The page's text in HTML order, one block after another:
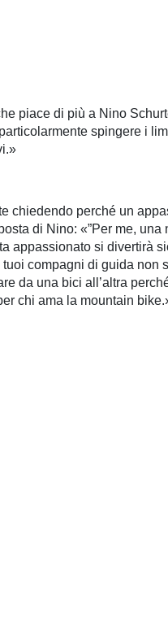
piace di più a Nino
spingere i
chiedendo perché un
di Nino: «”Per me, una
appassionato si divertirà
compagni di guida non
da una bici all’altra
chi ama la mountain